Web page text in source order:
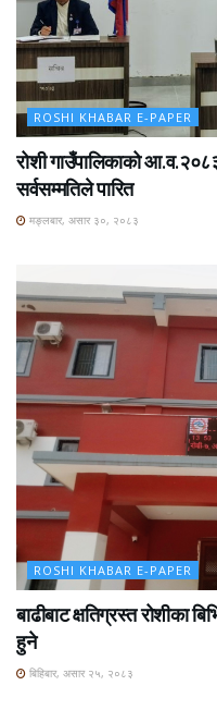
ROSHI KHABAR E-PAPER
रोशी गाउँपालिकाको
सर्वसम्मतिले पारित
मङ्लबार, असार ३०, २०८३
ROSHI KHABAR E-PAPER
बाढीबाट क्षतिग्रस्त रोशीका
हुने
बिहिबार, असार २५, २०८३